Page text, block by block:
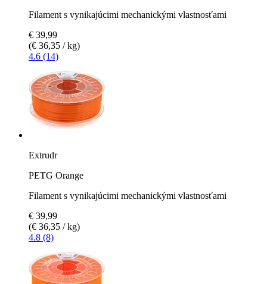
Filament s vynikajúcimi mechanickými vlastnosťami
€ 39,99
(€ 36,35 / kg)
4.6 (14)
Extrudr
PETG Orange
Filament s vynikajúcimi mechanickými vlastnosťami
€ 39,99
(€ 36,35 / kg)
4.8 (8)